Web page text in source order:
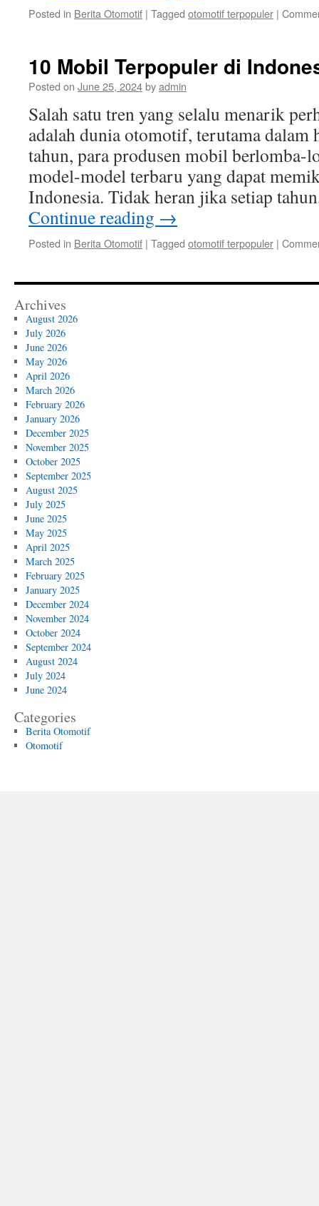
Posted in Berita Otomotif | Tagged otomotif terpopuler |
10 Mobil Terpopuler di
Posted on June 25, 2024byadmin
Salah satu tren yang selalu menarik
adalah dunia otomotif, terutama dalam
tahun, para produsen mobil berlomba-
model-model terbaru yang dapat
Indonesia. Tidak heran jika setiap
Continue reading →
Posted in Berita Otomotif | Tagged otomotif terpopuler |
Archives
August 2026
July 2026
June 2026
May 2026
April 2026
March 2026
February 2026
January 2026
December 2025
November 2025
October 2025
September 2025
August 2025
July 2025
June 2025
May 2025
April 2025
March 2025
February 2025
January 2025
December 2024
November 2024
October 2024
September 2024
August 2024
July 2024
June 2024
Categories
Berita Otomotif
Otomotif